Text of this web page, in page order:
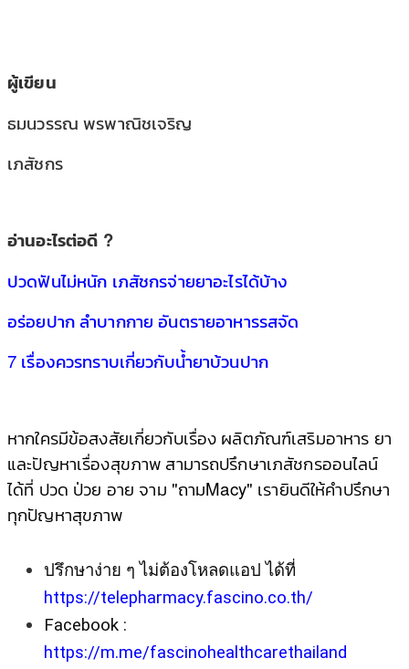
ผู้เขียน
ธมนวรรณ พรพาณิชเจริญ
เภสัชกร
อ่านอะไรต่อดี ?
ปวดฟันไม่หนัก เภสัชกรจ่ายยาอะไรได้บ้าง
อร่อยปาก ลำบากกาย อันตรายอาหารรสจัด
7 เรื่องควรทราบเกี่ยวกับน้ำยาบ้วนปาก
หากใครมีข้อสงสัยเกี่ยวกับเรื่อง ผลิตภัณฑ์เสริมอาหาร ยา
และปัญหาเรื่องสุขภาพ สามารถปรึกษาเภสัชกรออนไลน์
ได้ที่ ปวด ป่วย อาย จาม "ถามMacy" เรายินดีให้คําปรึกษา
ทุกปัญหาสุขภาพ
https://telepharmacy.fascino.co.th/
https://m.me/fascinohealthcarethailand